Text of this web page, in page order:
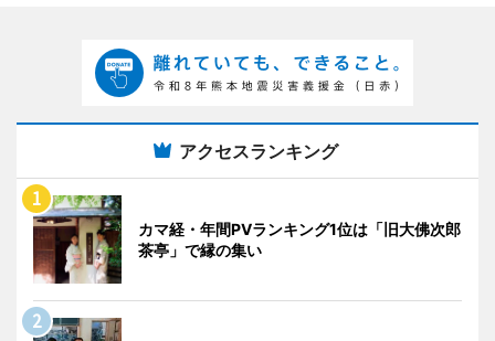
アクセスランキング
カマ経・年間PVランキング1位は「旧大佛次郎
茶亭」で縁の集い